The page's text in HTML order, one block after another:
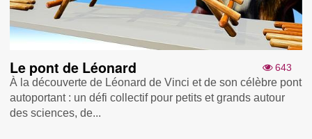
643
Le pont de Léonard
À la découverte de Léonard de Vinci et de son célèbre pont
autoportant : un défi collectif pour petits et grands autour
des sciences, de...